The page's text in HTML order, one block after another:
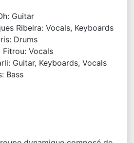
Guitar
Ribeira: Vocals, Keyboards
Drums
Fitrou: Vocals
Guitar, Keyboards, Vocals
Bass